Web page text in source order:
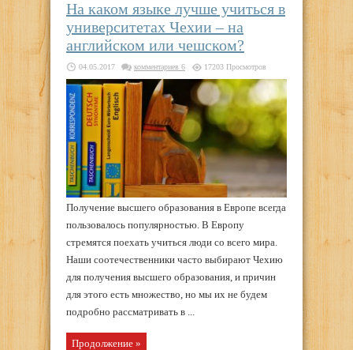
На каком языке лучше учиться в
университетах Чехии – на
английском или чешском?
04.05.2017 комментариев 6 17203 Просмотров
Получение высшего образования в Европе всегда
пользовалось популярностью. В Европу
стремятся поехать учиться люди со всего мира.
Наши соотечественники часто выбирают Чехию
для получения высшего образования, и причин
для этого есть множество, но мы их не будем
подробно рассматривать в ...
Продолжение »